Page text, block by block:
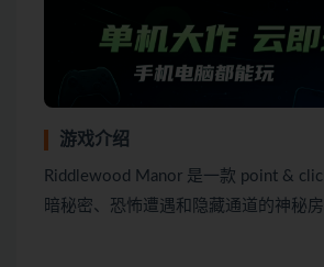
游戏介绍
Riddlewood Manor 是一款 point &
暗秘密、恐怖遭遇和隐藏通道的神秘